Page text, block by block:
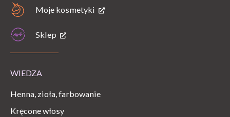
Moje kosmetyki
Sklep
WIEDZA
Henna, zioła, farbowanie
Kręcone włosy